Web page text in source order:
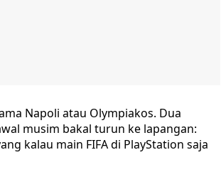
Napoli atau Olympiakos. Dua
musim bakal turun ke lapangan:
kalau main FIFA di PlayStation saja